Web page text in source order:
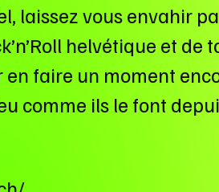
laissez vous envahir
helvétique et de
faire un moment
comme ils le font